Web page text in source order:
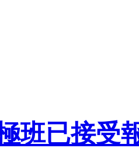
班已接受